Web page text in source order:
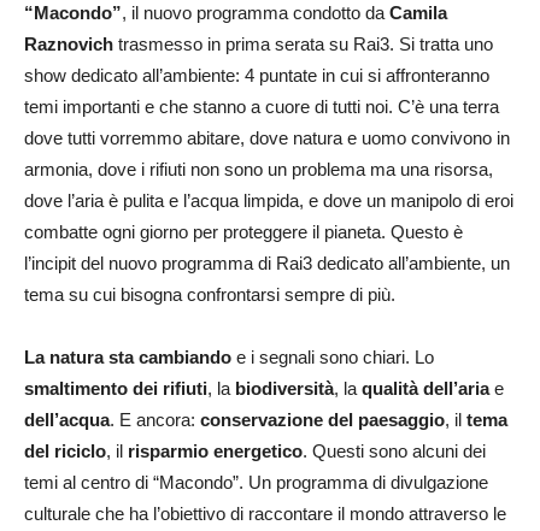
“Macondo”, il nuovo programma condotto da Camila
Raznovich trasmesso in prima serata su Rai3. Si tratta uno
show dedicato all’ambiente: 4 puntate in cui si affronteranno
temi importanti e che stanno a cuore di tutti noi. C’è una terra
dove tutti vorremmo abitare, dove natura e uomo convivono in
armonia, dove i rifiuti non sono un problema ma una risorsa,
dove l’aria è pulita e l’acqua limpida, e dove un manipolo di eroi
combatte ogni giorno per proteggere il pianeta. Questo è
l’incipit del nuovo programma di Rai3 dedicato all’ambiente, un
tema su cui bisogna confrontarsi sempre di più.
La natura sta cambiando e i segnali sono chiari. Lo
smaltimento dei rifiuti, la biodiversità, la qualità dell’ariae
dell’acqua. E ancora: conservazione del paesaggio, il tema
del riciclo, il risparmio energetico. Questi sono alcuni dei
temi al centro di “Macondo”. Un programma di divulgazione
culturale che ha l’obiettivo di raccontare il mondo attraverso le